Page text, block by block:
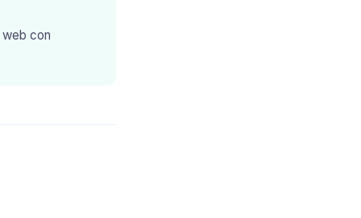
con